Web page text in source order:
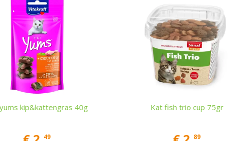
kip&kattengras 40g
49
Kat fish trio cup 75gr
89